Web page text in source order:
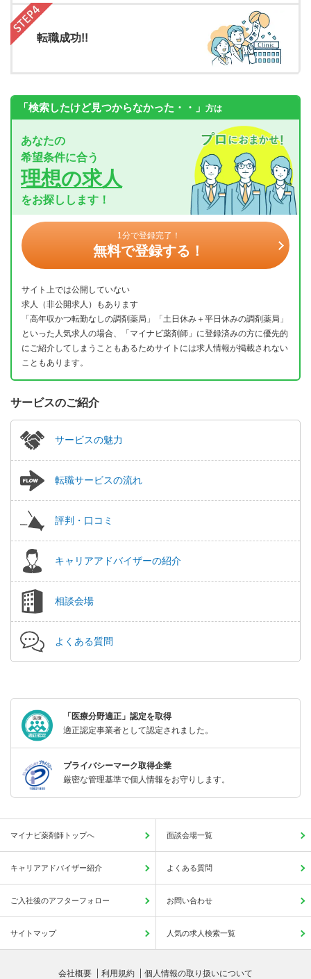
転職成功!!
「検索したけど見つからなかった・・」 方は
あなたの
希望条件に合う
理想の求人
をお探しします！
1分で登録完了！
無料で登録する！
サイト上では公開していない
求人（非公開求人）もあります
「高年収かつ転勤なしの調剤薬局」「土日休み＋平日休みの調剤薬局」
といった人気求人の場合、「マイナビ薬剤師」に登録済みの方に優先的
にご紹介してしまうこともあるためサイトには求人情報が掲載されない
こともあります。
サービスのご紹介
サービスの魅力
転職サービスの流れ
評判・口コミ
キャリアアドバイザーの紹介
相談会場
よくある質問
「医療分野適正」認定を取得
適正認定事業者として認定されました。
プライバシーマーク取得企業
厳密な管理基準で個人情報をお守りします。
マイナビ薬剤師トップへ 面談会場一覧
キャリアアドバイザー紹介 よくある質問
ご入社後のアフターフォロー お問い合わせ
サイトマップ 人気の求人検索一覧
会社概要 利用規約 個人情報の取り扱いについて